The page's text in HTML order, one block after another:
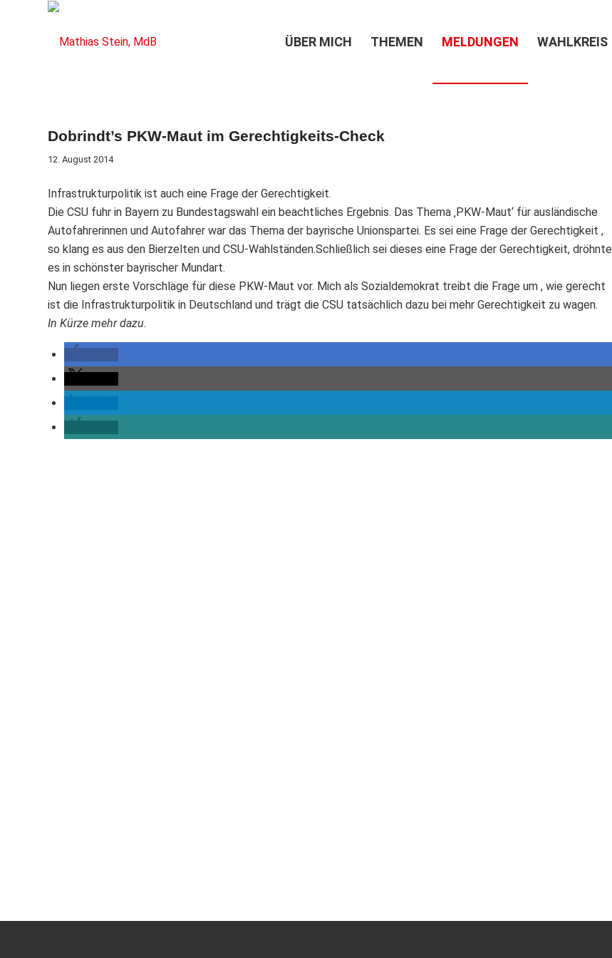
ÜBER MICH THEMEN MELDUNGEN WAHLKREIS
Dobrindt’s PKW-Maut im Gerechtigkeits-Check
12. August 2014
Infrastrukturpolitik ist auch eine Frage der Gerechtigkeit.
Die CSU fuhr in Bayern zu Bundestagswahl ein beachtliches Ergebnis. Das Thema ‚PKW-Maut‘ für ausländische
Autofahrerinnen und Autofahrer war das Thema der bayrische Unionspartei. Es sei eine Frage der Gerechtigkeit ,
so klang es aus den Bierzelten und CSU-Wahlständen.Schließlich sei dieses eine Frage der Gerechtigkeit, dröhnte
es in schönster bayrischer Mundart.
Nun liegen erste Vorschläge für diese PKW-Maut vor. Mich als Sozialdemokrat treibt die Frage um , wie gerecht
ist die Infrastrukturpolitik in Deutschland und trägt die CSU tatsächlich dazu bei mehr Gerechtigkeit zu wagen.
In Kürze mehr dazu.